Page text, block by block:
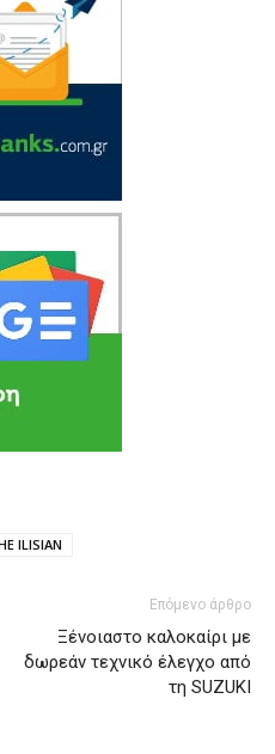
ILISIAN
Επόμενο άρθρο
Ξένοιαστο καλοκαίρι με
δωρεάν τεχνικό έλεγχο από
τη SUZUKI